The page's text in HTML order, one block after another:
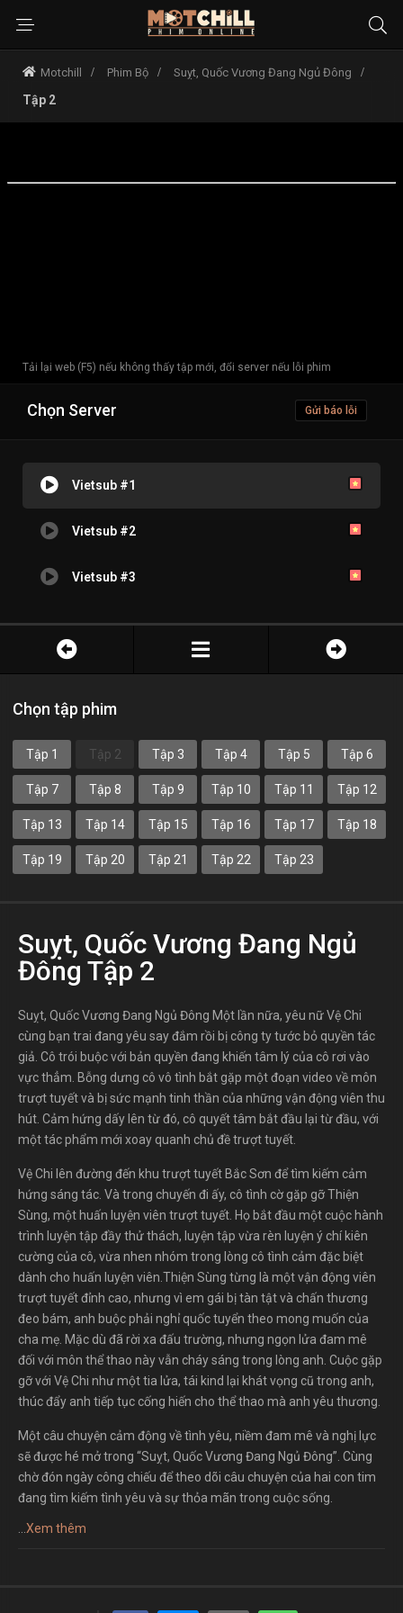
Motchill Phim Bộ Suỵt, Quốc Vương Đang Ngủ Đông
Tập 2
Tải lại web (F5) nếu không thấy tập mới, đổi server nếu lỗi phim
Chọn Server Gửi báo lỗi
Vietsub #1
Vietsub #2
Vietsub #3
Chọn tập phim
Tập 1 Tập 2 Tập 3 Tập 4 Tập 5 Tập 6
Tập 7 Tập 8 Tập 9 Tập 10 Tập 11 Tập 12
Tập 13 Tập 14 Tập 15 Tập 16 Tập 17 Tập 18
Tập 19 Tập 20 Tập 21 Tập 22 Tập 23
Suỵt, Quốc Vương Đang Ngủ
Đông Tập 2
Suỵt, Quốc Vương Đang Ngủ Đông Một lần nữa, yêu nữ Vệ Chi
cùng bạn trai đang yêu say đắm rồi bị công ty tước bỏ quyền tác
giả. Cô trói buộc với bản quyền đang khiến tâm lý của cô rơi vào
vực thẳm. Bỗng dưng cô vô tình bắt gặp một đoạn video về môn
trượt tuyết và bị sức mạnh tinh thần của những vận động viên thu
hút. Cảm hứng dấy lên từ đó, cô quyết tâm bắt đầu lại từ đầu, với
một tác phẩm mới xoay quanh chủ đề trượt tuyết.
Vệ Chi lên đường đến khu trượt tuyết Bắc Sơn để tìm kiếm cảm
hứng sáng tác. Và trong chuyến đi ấy, cô tình cờ gặp gỡ Thiện
Sùng, một huấn luyện viên trượt tuyết. Họ bắt đầu một cuộc hành
trình luyện tập đầy thử thách, luyện tập vừa rèn luyện ý chí kiên
cường của cô, vừa nhen nhóm trong lòng cô tình cảm đặc biệt
dành cho huấn luyện viên.Thiện Sùng từng là một vận động viên
trượt tuyết đỉnh cao, nhưng vì em gái bị tàn tật và chấn thương
đeo bám, anh buộc phải nghỉ quốc tuyển theo mong muốn của
cha mẹ. Mặc dù đã rời xa đấu trường, nhưng ngọn lửa đam mê
đối với môn thể thao này vẫn cháy sáng trong lòng anh. Cuộc gặp
gỡ với Vệ Chi như một tia lửa, tái kind lại khát vọng cũ trong anh,
thúc đẩy anh tiếp tục cống hiến cho thể thao mà anh yêu thương.
Một câu chuyện cảm động về tình yêu, niềm đam mê và nghị lực
sẽ được hé mở trong “Suỵt, Quốc Vương Đang Ngủ Đông”. Cùng
chờ đón ngày công chiếu để theo dõi câu chuyện của hai con tim
đang tìm kiếm tình yêu và sự thỏa mãn trong cuộc sống.
Xem thêm